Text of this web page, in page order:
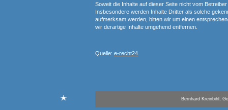
Soweit die Inhalte auf dieser Seite nicht vom
Insbesondere werden Inhalte Dritter als solche
aufmerksam werden, bitten wir um einen
wir derartige Inhalte umgehend entfernen.
Quelle: e-recht24
Bernhard Kreinbihl,